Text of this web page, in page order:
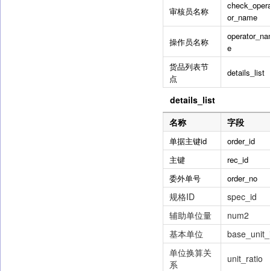
审核员名称
or_name
操作员名称
e
货品列表节
点
details_list
details_list
名称
字段
单据主键id
order_id
主键
rec_id
委外单号
order_no
规格ID
spec_id
辅助单位量
num2
基本单位
单位换算关
系
unit_ratio